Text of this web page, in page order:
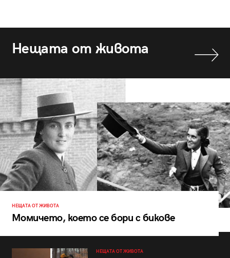
Нещата от живота
НЕЩАТА ОТ ЖИВОТА
Момичето, което се бори с бикове
НЕЩАТА ОТ ЖИВОТА